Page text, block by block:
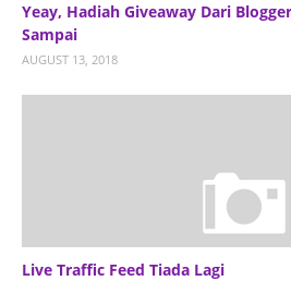
Yeay, Hadiah Giveaway Dari
Sampai
AUGUST 13, 2018
Live Traffic Feed Tiada Lagi